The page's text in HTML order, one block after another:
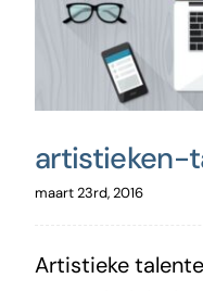
artistieken-
maart 23rd, 2016
Artistieke